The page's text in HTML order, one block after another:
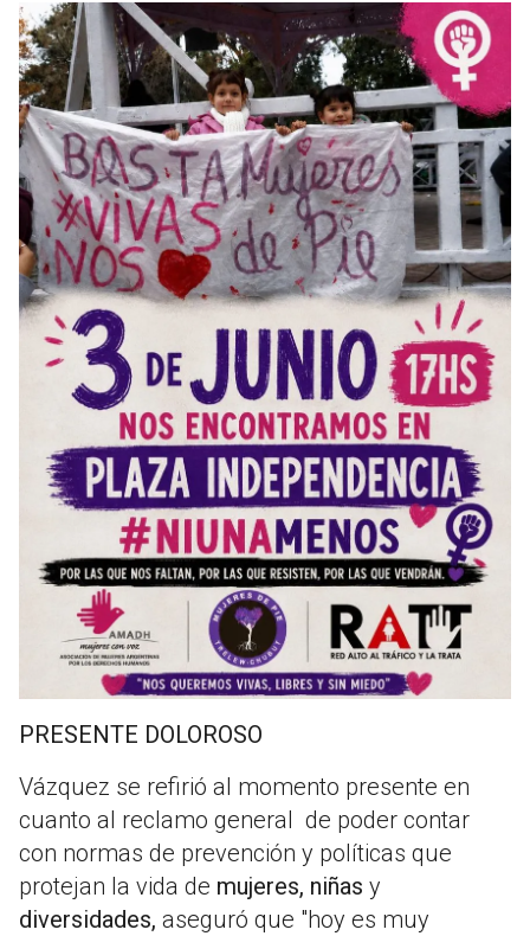
PRESENTE DOLOROSO
Vázquez se refirió al momento presente en
cuanto al reclamo general de poder contar
con normas de prevención y políticas que
protejan la vida de mujeres, niñas y
diversidades, aseguró que "hoy es muy